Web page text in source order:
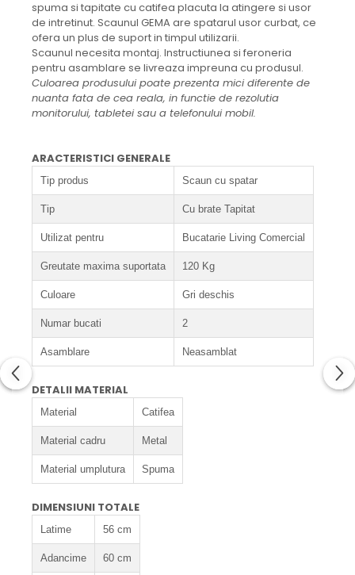
spuma si tapitate cu catifea placuta la atingere si usor
de intretinut. Scaunul GEMA are spatarul usor curbat, ce
ofera un plus de suport in timpul utilizarii.
Scaunul necesita montaj. Instructiunea si feroneria
pentru asamblare se livreaza impreuna cu produsul.
Culoarea produsului poate prezenta mici diferente de
nuanta fata de cea reala, in functie de rezolutia
monitorului, tabletei sau a telefonului mobil.
ARACTERISTICI GENERALE
Tip produs Scaun cu spatar
Tip Cu brate Tapitat
Utilizat pentru Bucatarie Living Comercial
Greutate maxima suportata 120 Kg
Culoare Gri deschis
Numar bucati 2
Asamblare Neasamblat
DETALII MATERIAL
Material Catifea
Material cadru Metal
Material umplutura Spuma
DIMENSIUNI TOTALE
Latime 56 cm
Adancime 60 cm